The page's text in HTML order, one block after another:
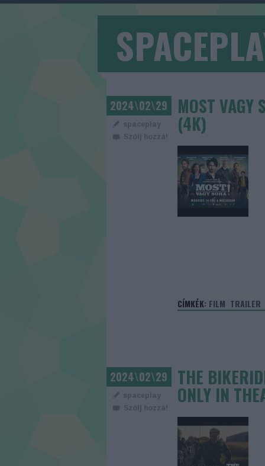
2024\02\29
spaceplay
Szólj hozzá!
MOST VAGY
(4K)
CÍMKÉK: FILM TRAILER
2024\02\29
spaceplay
Szólj hozzá!
THE
ONLY IN